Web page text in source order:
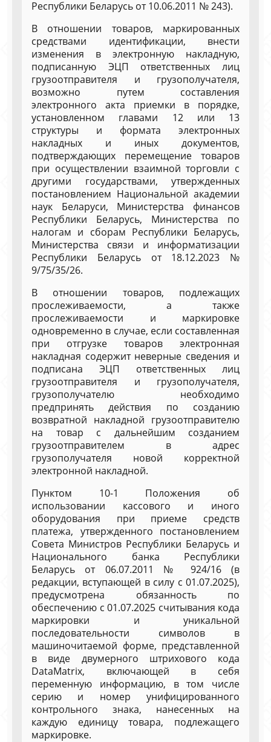
Республики Беларусь от 10.06.2011 № 243).
В отношении товаров, маркированных
средствами идентификации, внести
изменения в электронную накладную,
подписанную ЭЦП ответственных лиц
грузоотправителя и грузополучателя,
возможно путем составления
электронного акта приемки в порядке,
установленном главами 12 или 13
структуры и формата электронных
накладных и иных документов,
подтверждающих перемещение товаров
при осуществлении взаимной торговли с
другими государствами, утвержденных
постановлением Национальной академии
наук Беларуси, Министерства финансов
Республики Беларусь, Министерства по
налогам и сборам Республики Беларусь,
Министерства связи и информатизации
Республики Беларусь от 18.12.2023 №
9/75/35/26.
В отношении товаров, подлежащих
прослеживаемости, а также
прослеживаемости и маркировке
одновременно в случае, если составленная
при отгрузке товаров электронная
накладная содержит неверные сведения и
подписана ЭЦП ответственных лиц
грузоотправителя и грузополучателя,
грузополучателю необходимо
предпринять действия по созданию
возвратной накладной грузоотправителю
на товар с дальнейшим созданием
грузоотправителем в адрес
грузополучателя новой корректной
электронной накладной.
Пунктом 10-1 Положения об
использовании кассового и иного
оборудования при приеме средств
платежа, утвержденного постановлением
Совета Министров Республики Беларусь и
Национального банка Республики
Беларусь от 06.07.2011 № 924/16 (в
редакции, вступающей в силу с 01.07.2025),
предусмотрена обязанность по
обеспечению с 01.07.2025 считывания кода
маркировки и уникальной
последовательности символов в
машиночитаемой форме, представленной
в виде двумерного штрихового кода
DataMatrix, включающей в себя
переменную информацию, в том числе
серию и номер унифицированного
контрольного знака, нанесенных на
каждую единицу товара, подлежащего
маркировке.